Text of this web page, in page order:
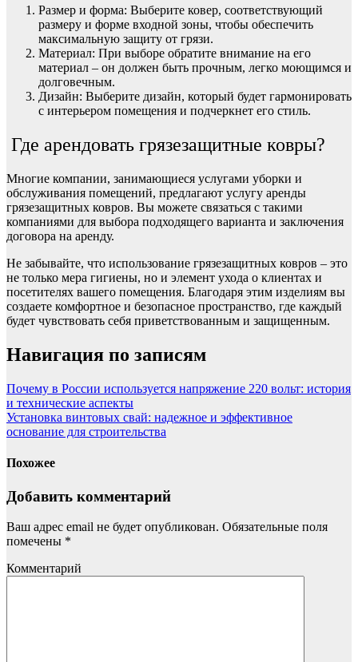
Размер и форма: Выберите ковер, соответствующий
размеру и форме входной зоны, чтобы обеспечить
максимальную защиту от грязи.
Материал: При выборе обратите внимание на его
материал – он должен быть прочным, легко моющимся и
долговечным.
Дизайн: Выберите дизайн, который будет гармонировать
с интерьером помещения и подчеркнет его стиль.
Где арендовать грязезащитные ковры?
Многие компании, занимающиеся услугами уборки и
обслуживания помещений, предлагают услугу аренды
грязезащитных ковров. Вы можете связаться с такими
компаниями для выбора подходящего варианта и заключения
договора на аренду.
Не забывайте, что использование грязезащитных ковров – это
не только мера гигиены, но и элемент ухода о клиентах и
посетителях вашего помещения. Благодаря этим изделиям вы
создаете комфортное и безопасное пространство, где каждый
будет чувствовать себя приветствованным и защищенным.
Навигация по записям
Почему в России используется напряжение 220 вольт: история
и технические аспекты
Установка винтовых свай: надежное и эффективное
основание для строительства
Похожее
Добавить комментарий
Ваш адрес email не будет опубликован. Обязательные поля
помечены *
Комментарий